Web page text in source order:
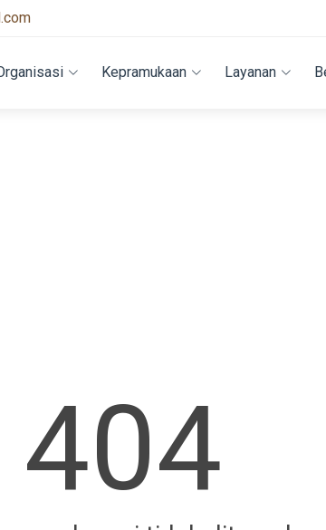
Kepramukaan Layanan
404